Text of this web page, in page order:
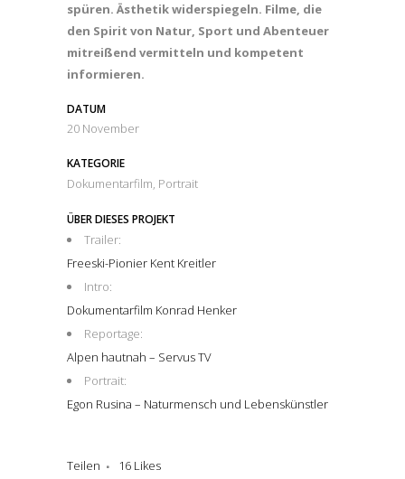
spüren. Ästhetik widerspiegeln. Filme, die
den Spirit von Natur, Sport und Abenteuer
mitreißend vermitteln und kompetent
informieren.
DATUM
20 November
KATEGORIE
Dokumentarfilm, Portrait
ÜBER DIESES PROJEKT
Trailer:
Freeski-Pionier Kent Kreitler
Intro:
Dokumentarfilm Konrad Henker
Reportage:
Alpen hautnah – Servus TV
Portrait:
Egon Rusina – Naturmensch und Lebenskünstler
Teilen 16 Likes